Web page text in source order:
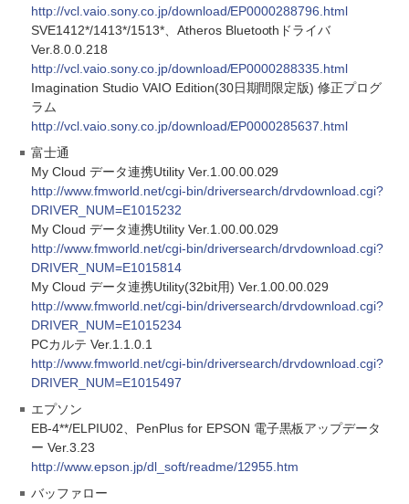
http://vcl.vaio.sony.co.jp/download/EP0000288796.html
SVE1412*/1413*/1513*、Atheros Bluetoothドライバ
Ver.8.0.0.218
http://vcl.vaio.sony.co.jp/download/EP0000288335.html
Imagination Studio VAIO Edition(30日期間限定版) 修正プログ
ラム
http://vcl.vaio.sony.co.jp/download/EP0000285637.html
富士通
My Cloud データ連携Utility Ver.1.00.00.029
http://www.fmworld.net/cgi-bin/driversearch/drvdownload.cgi?
DRIVER_NUM=E1015232
My Cloud データ連携Utility Ver.1.00.00.029
http://www.fmworld.net/cgi-bin/driversearch/drvdownload.cgi?
DRIVER_NUM=E1015814
My Cloud データ連携Utility(32bit用) Ver.1.00.00.029
http://www.fmworld.net/cgi-bin/driversearch/drvdownload.cgi?
DRIVER_NUM=E1015234
PCカルテ Ver.1.1.0.1
http://www.fmworld.net/cgi-bin/driversearch/drvdownload.cgi?
DRIVER_NUM=E1015497
エプソン
EB-4**/ELPIU02、PenPlus for EPSON 電子黒板アップデータ
ー Ver.3.23
http://www.epson.jp/dl_soft/readme/12955.htm
バッファロー